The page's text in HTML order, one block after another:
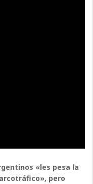
«les pesa la
pero